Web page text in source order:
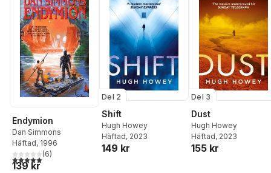
Endymion
Dan Simmons
Häftad, 1996
5,0utav 5 stjärnor. Totalt antal röster:
(6)
139 kr
Del 2
Shift
Hugh Howey
Häftad, 2023
149 kr
Del 3
Dust
Hugh Howey
Häftad, 2023
155 kr